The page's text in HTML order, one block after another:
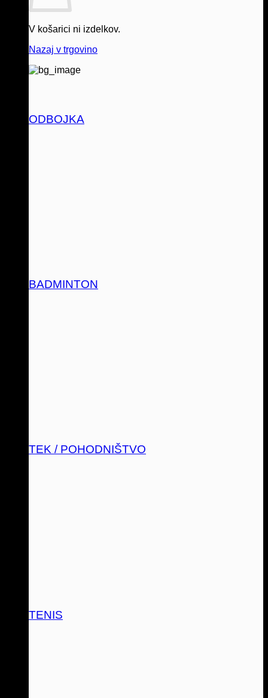
V košarici ni izdelkov.
Nazaj v trgovino
ODBOJKA
BADMINTON
TEK / POHODNIŠTVO
TENIS